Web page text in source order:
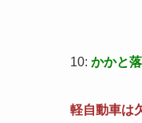
10: かかと
軽自動車は